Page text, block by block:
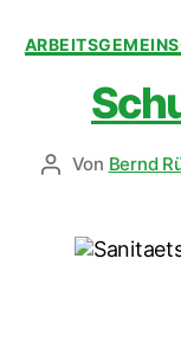
Von Bernd